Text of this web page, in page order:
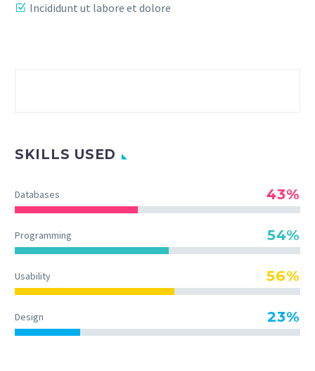
Incididunt ut labore et dolore
SKILLS USED
Databases 43%
Programming 54%
Usability 56%
Design 23%